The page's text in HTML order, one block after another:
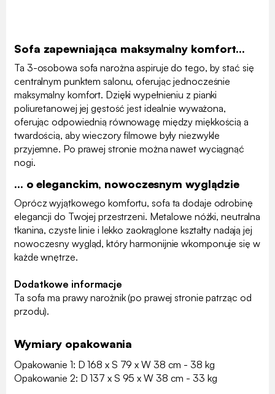
Sofa zapewniająca maksymalny komfort...
Ta 3-osobowa sofa narożna aspiruje do tego, by stać się
centralnym punktem salonu, oferując jednocześnie
maksymalny komfort. Dzięki wypełnieniu z pianki
poliuretanowej jej gęstość jest idealnie wyważona,
oferując odpowiednią równowagę między miękkością a
twardością, aby wieczory filmowe były niezwykle
przyjemne. Po prawej stronie można nawet wyciągnąć
nogi.
... o eleganckim, nowoczesnym wyglądzie
Oprócz wyjątkowego komfortu, sofa ta dodaje odrobinę
elegancji do Twojej przestrzeni. Metalowe nóżki, neutralna
tkanina, czyste linie i lekko zaokrąglone kształty nadają jej
nowoczesny wygląd, który harmonijnie wkomponuje się w
każde wnętrze.
Dodatkowe informacje
Ta sofa ma prawy narożnik (po prawej stronie patrząc od
przodu).
Wymiary opakowania
Opakowanie 1: D 168 x S 79 x W 38 cm - 38 kg
Opakowanie 2: D 137 x S 95 x W 38 cm - 33 kg